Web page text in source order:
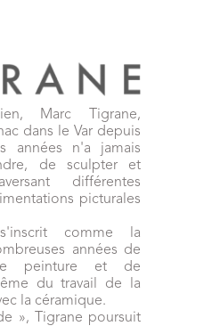
Marc Tigrane,
dans le Var depuis
années n'a jamais
de sculpter et
différentes
picturales
comme la
années de
peinture et de
du travail de la
la céramique.
», Tigrane poursuit